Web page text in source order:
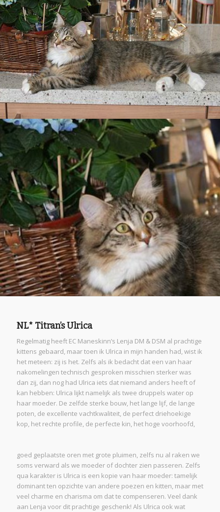
NL* Titran’s Ulrica
Regelmatig heeft EC Maneskinn’s Lenja DM & DSM al prachtige
kittens gebaard, maar toen ik Ulrica in mijn handen had, wist ik
het meteen: zij is het. Zelfs als ik bedacht dat een van haar
nakomelingen technisch gesproken misschien sterker was
dan zij, dan nog had Ulrica iets dat niemand anders heeft of
kan hebben: Ulrica lijkt namelijk als twee druppels water op
haar moeder. De zelfde sterke bouw, het lange lijf, de lange
poten, de excellente vachtkwaliteit, de perfect driehoekige
kop, het rechte profile, de perfecte kin, het hoge voorhoofd,
goed geplaatste oren met grote pluimen, zelfs nu al raken we
soms verward als we moeder of dochter zien passeren. Zelfs
qua karakter is Ulrica is een kopie van haar moeder: tamelijk
dominant ten opzichte van andere poezen en kitten, maar met
veel charme en charisma om dat te compenseren. Veel dank
aan Lenja voor dit prachtige geschenk! Als Ulrica ook wat